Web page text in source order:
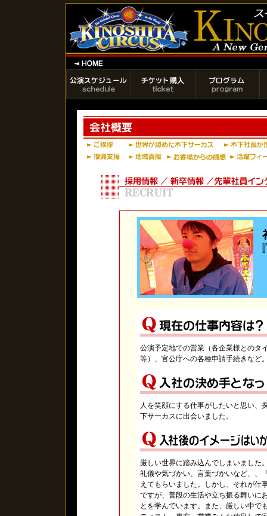
公演予定地での営業（各企業様とのタ
等）、官公庁への各種申請手続きなど
人を笑顔にする仕事がしたいと思い、
下サーカスに出会いました。
厳しい世界に踏み込んでしまいました
礼儀や気づかい、言葉づかいなど、、
えてもらいました。しかし、それが仕
ですが、普段の生活や立ち振る舞いに
とを学んでいます。また、厳しい中で